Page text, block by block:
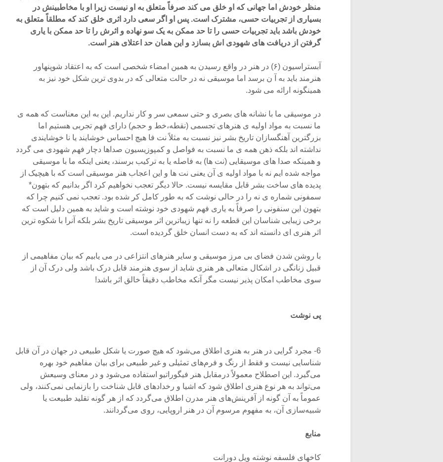
منظر خودش اما جهانی که او خلق می کند صرفاً متعلق به او نیست زیرا او با مخاطبینش در
بسیاری از تجربیات حسی، مشترک است. پس او اگر سعی دارد اثری خلق کند که مطلقاً متعلق به
خودش باشد باید تجربیات حسی را تا حد ممکن به یک سو نهاده و اثرش را تا حد ممکن با یاری
گرفتن از دریافت های شهودی اش بسازد و این همان حد اعتلای هنر است.
آبستراسیون (۶) در هنر در واقع رسیدن به همین امضاء شخصی است که به اعتقاد شوپنهاور
هنرمند باید به آ ن برسد اما موسیقی نه در حالت متعالی که در بدوی ترین شکل خود نیز به
همینگونه ارائه می شود.
در موسیقی ما با نشانه های بصری و حتی سمعی سر و کار نداریم. این به این معناست که همه ی
ما نسبت به مواد اولیه ی هنرهای تجسمی (نقطه،خط و حجم) دارای فهم تجربی هستیم اما
بزرگترین آهنگسازان تاریخ بشر نیز نسبت به مثلاً نت فا هیچ احساس خوشایند یا نا خوشایندی
نداشته اند بلکه ذهن همه ی ما نسبت به فواصل و کمپوزیسیون صداها دچار فهم شهودی می گردد
و همینکه صدا های موسیقایی (نت ها) به فاصله یا به ترکیب برسند، یعنی اینکه ما با موسیقی
مواجه شده ایم نه با مواد اولیه ی آن یعنی نت ها و این اعجاب هنر موسیقی است که با هیچیک از
پدیده های ساخت بشر قابل مقایسه نیست. حالا دیگر تعجب نخواهیم کرد اگر بدانیم که بتهون*
سمفونی شماره ی نه را در حالی نوشت که به طور کامل کر شده بود. تعجب نمی کنیم چرا که
بتهون این سنفونی را صرفاً به یاری فهم شهودی خود نوشته است و شاید به همین دلیل است که
برخی زیبایی شناسان این قطعه را نه تنها زیباترین اثر موسیقی تاریخ بشر بلکه آنرا با شکوه ترین
اثر هنری ای دانسته اند که به دست انسان خلق گردیده است.
با روشن شدن فضای بی مرز موسیقی و سایر هنرهای انتزاعی در می یابیم که بیان مفاهیمی از
قبیل زنانگی در اشکال متعالی هر هنری شاید از سوی هنرمند قابل درک باشد ولی درک آن از
سوی مخاطب امکان پذیر نیست مگر آنکه مخاطب دقیقاً خالق اثر باشد!
پی نوشت
6- مجرد گرایی در هنر به هنری اطلاق می‌شود که هیچ صورت یا شکل طبیعی در جهان در آن قابل
شناسایی نیست و فقط از رنگ و فرم‌های تمثیلی و غیر طبیعی برای بیان مفاهیم خود بهره
می‌گیرد. این اصطلاح معمولاً درمقابل هنر فیگوراتیو استفاده می‌شود و در معنای وسیعش
می‌تواند به هر نوع هنری اطلاق شود که اشیا و رخدادهای قابل شناخت را بازنمایی نمی‌کنند، ولی
عموماً به آن گونه از آفرینش‌های هنر مدرن اطلاق می‌گردد که از هر گونه تقلید طبیعت یا
شبیه‌سازی آن، به مفهوم مرسوم آن در هنر اروپایی، روی می‌گردانند.
منابع
کاخهای فلسفه نوشته ویل دورانت